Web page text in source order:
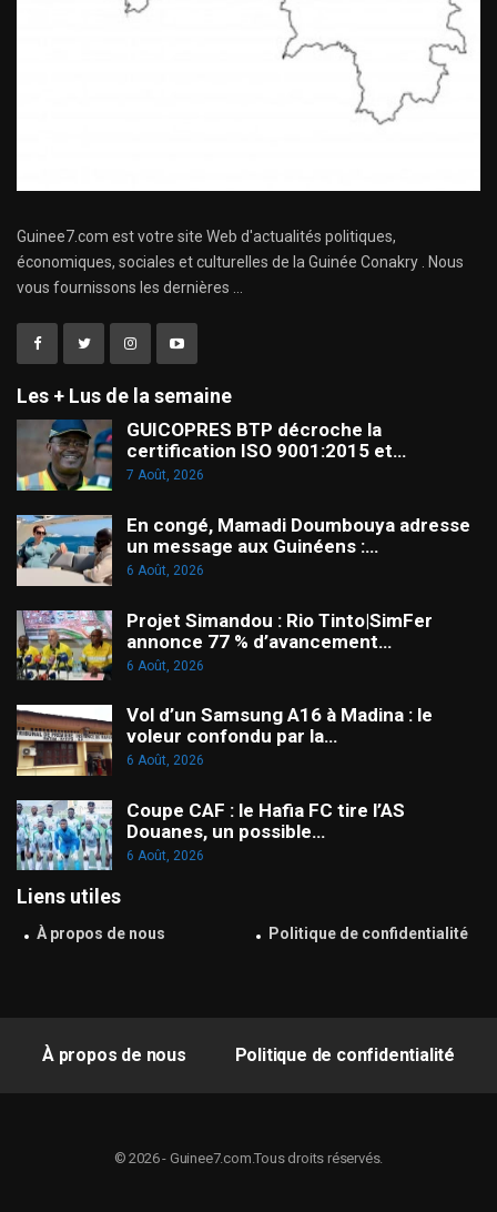
Guinee7.com est votre site Web d'actualités politiques,
économiques, sociales et culturelles de la Guinée Conakry . Nous
vous fournissons les dernières ...
Les + Lus de la semaine
GUICOPRES BTP décroche la
certification ISO 9001:2015 et…
7 Août, 2026
En congé, Mamadi Doumbouya adresse
un message aux Guinéens :…
6 Août, 2026
Projet Simandou : Rio Tinto|SimFer
annonce 77 % d’avancement…
6 Août, 2026
Vol d’un Samsung A16 à Madina : le
voleur confondu par la…
6 Août, 2026
Coupe CAF : le Hafia FC tire l’AS
Douanes, un possible…
6 Août, 2026
Liens utiles
À propos de nous Politique de confidentialité
À propos de nous Politique de confidentialité
© 2026 - Guinee7.com.Tous droits réservés.